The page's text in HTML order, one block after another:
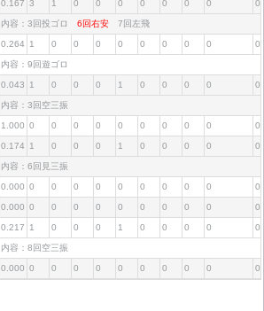
0.167 3 1 0 0 0 0 0 0 0 0
内容：3回投ゴロ 6回右安 7回左飛
0.264 1 0 0 0 0 0 0 0 0 0
内容：9回遊ゴロ
0.043 1 0 0 0 1 0 0 0 0 0
内容：3回空三振
1.000 0 0 0 0 0 0 0 0 0 0
0.174 1 0 0 0 1 0 0 0 0 0
内容：6回見三振
0.000 0 0 0 0 0 0 0 0 0 0
0.000 0 0 0 0 0 0 0 0 0 0
0.217 1 0 0 0 1 0 0 0 0 0
内容：8回空三振
0.000 0 0 0 0 0 0 0 0 0 0